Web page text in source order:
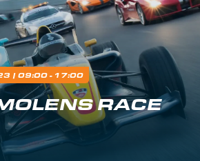
| 09:00 - 17:00
RACE